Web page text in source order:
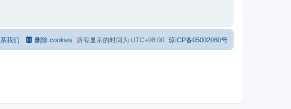
琼ICP备05002060号
所有显示的时间为 UTC+08:00
删除 cookies
我们